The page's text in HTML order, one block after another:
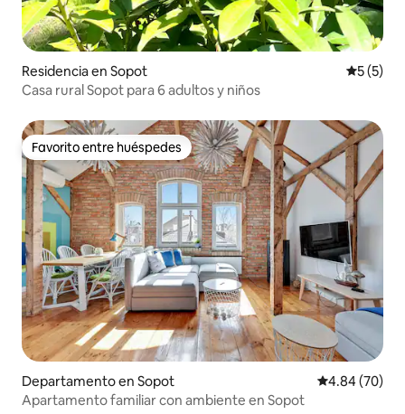
Residencia en Sopot
5 (5)
Casa rural Sopot para 6 adultos y niños
Favorito entre huéspedes
Favorito entre huéspedes
Departamento en Sopot Calificación
4.84 (70)
Apartamento familiar con ambiente en Sopot